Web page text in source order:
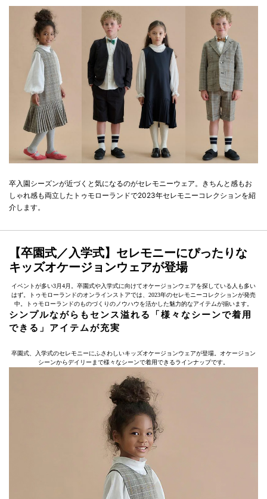
卒入園シーズンが近づくと気になるのがセレモニーウェア。きちんと感もお
しゃれ感も両立したトゥモローランドで2023年セレモニーコレクションを紹
介します。
【卒園式／入学式】セレモニーにぴったりな
キッズオケージョンウェアが登場
イベントが多い3月4月。卒園式や入学式に向けてオケージョンウェアを探している人も多い
はず。トゥモローランドのオンラインストアでは、2023年のセレモニーコレクションが発売
中。トゥモローランドのものづくりのノウハウを活かした魅力的なアイテムが揃います。
シンプルながらもセンス溢れる「様々なシーンで着用
できる」アイテムが充実
卒園式、入学式のセレモニーにふさわしいキッズオケージョンウェアが登場。オケージョン
シーンからデイリーまで様々なシーンで着用できるラインナップです。